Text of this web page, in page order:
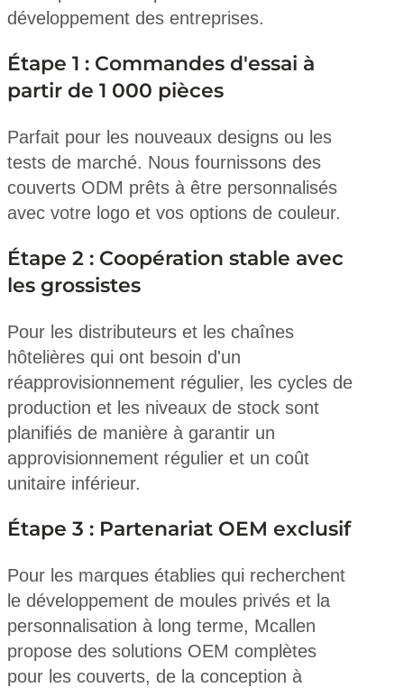
développement des entreprises.
Étape 1 : Commandes d'essai à
partir de 1 000 pièces
Parfait pour les nouveaux designs ou les
tests de marché. Nous fournissons des
couverts ODM prêts à être personnalisés
avec votre logo et vos options de couleur.
Étape 2 : Coopération stable avec
les grossistes
Pour les distributeurs et les chaînes
hôtelières qui ont besoin d'un
réapprovisionnement régulier, les cycles de
production et les niveaux de stock sont
planifiés de manière à garantir un
approvisionnement régulier et un coût
unitaire inférieur.
Étape 3 : Partenariat OEM exclusif
Pour les marques établies qui recherchent
le développement de moules privés et la
personnalisation à long terme, Mcallen
propose des solutions OEM complètes
pour les couverts, de la conception à